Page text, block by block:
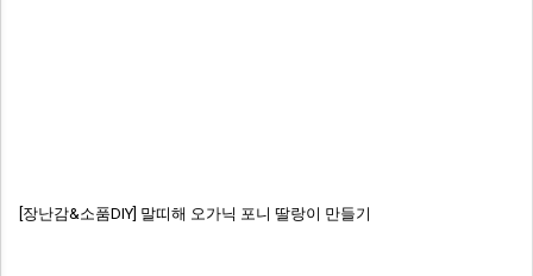
[장난감&소품DIY] 말띠해 오가닉 포니 딸랑이 만들기